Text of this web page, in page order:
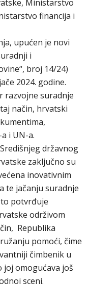
Ministarstvo
financija i
upućen je novi
i
broj 14/24)
2024. godine.
razvojne suradnje
način, hrvatski
i UN-a.
državnog
zaključno su
inovativnim
te jačanju suradnje
potvrđuje
održivom
Republika
pomoći, čime
čimbenik u
joj omogućava još
sceni.